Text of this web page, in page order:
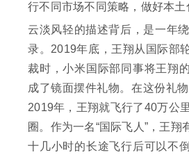
行不同市场不同策略，做好本土
云淡风轻的描述背后，是一年
录。2019年底，王翔从国际部
裁时，小米国际部同事将王翔
成了镜面摆件礼物。在这份礼
2019年，王翔就飞行了40万公
圈。作为一名“国际飞人”，王翔
十几小时的长途飞行后可以不